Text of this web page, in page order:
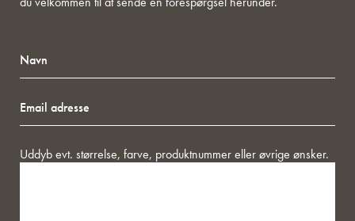
adresse
Besked
Uddyb evt. størrelse, farve, produktnummer eller øvrige ønsker.